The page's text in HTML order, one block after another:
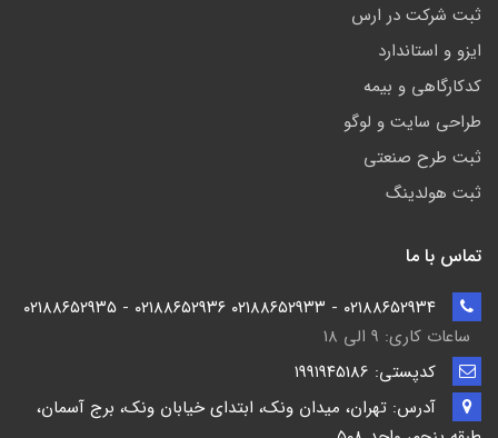
ثبت شرکت در ارس
ایزو و استاندارد
کدکارگاهی و بیمه
طراحی سایت و لوگو
ثبت طرح صنعتی
ثبت هولدینگ
تماس با ما
ساعات کاری: ۹ الی ۱۸
کدپستی: ۱۹۹۱۹۴5186
آدرس: تهران، میدان ونک، ابتدای خیابان ونک، برج آسمان،